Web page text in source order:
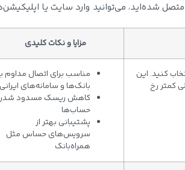
شده‌اید، می‌توانید وارد سایت یا
مزایا و نکات کلیدی
کنید. این
کمتر رخ
مناسب برای اتصال مداوم
بانک‌ها و سامانه‌های ایرانی
کاهش ریسک مسدود
حساب‌ها
پشتیبانی بهتر از
سرویس‌های حساس مثل
همراه‌بانک